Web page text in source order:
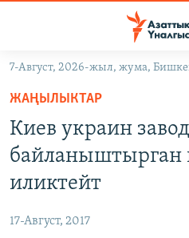
Навигацияга
өтүңүз
Издөөгө
салыңызКЫРГЫЗСТАН
МАДАНИЯТ
ДҮЙНӨ
ТВ ПРОГРАММАЛАР
7-Август, 2026-жыл, жума,
ЖАҢЫЛЫКТАР
Киев украин
байланыштырган
иликтейт
17-Август, 2017